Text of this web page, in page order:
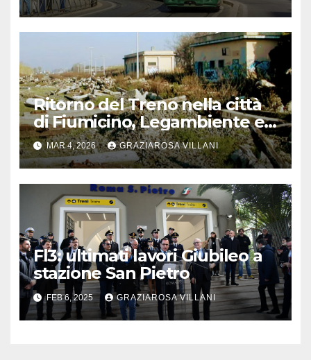
Ritorno del Treno nella città
di Fiumicino, Legambiente e
Osservatorio Regionale
Trasporti insieme per
traguardo
MAR 4, 2026 GRAZIAROSA VILLANI
Fl3: ultimati lavori Giubileo a
stazione San Pietro
FEB 6, 2025 GRAZIAROSA VILLANI